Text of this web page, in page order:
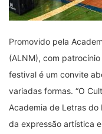
Promovido pela
(ALNM), com
festival é um convite
variadas formas. “O
Academia de Letras
da expressão artística